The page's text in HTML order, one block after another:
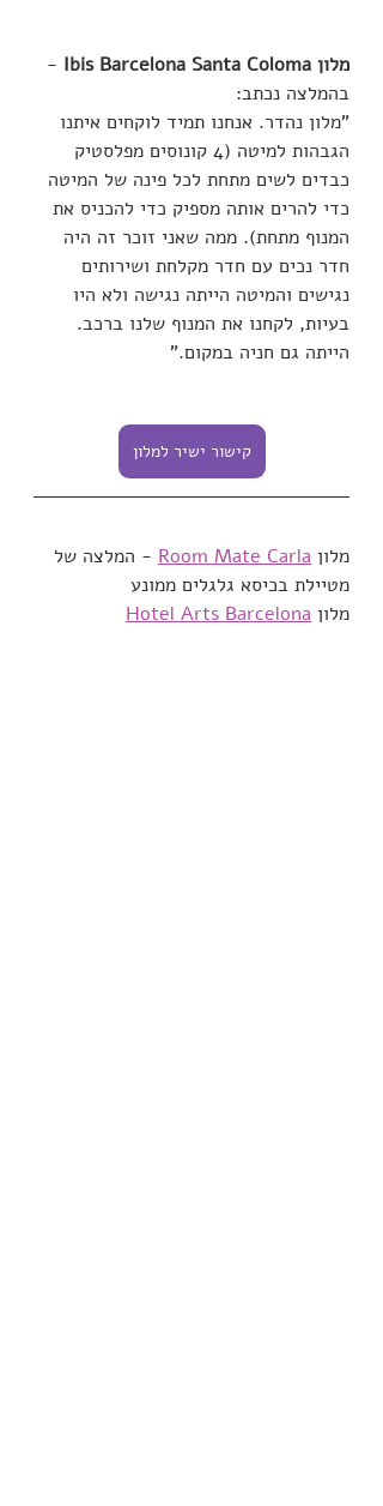
מלון Ibis Barcelona Santa Coloma
-
בהמלצה נכתב:
"מלון נהדר. אנחנו תמיד לוקחים איתנו
הגבהות למיטה (4 קונוסים מפלסטיק
כבדים לשים מתחת לכל פינה של המיטה
כדי להרים אותה מספיק כדי להכניס את
המנוף מתחת). ממה שאני זוכר זה היה
חדר נכים עם חדר מקלחת ושירותים
נגישים והמיטה הייתה נגישה ולא היו
בעיות, לקחנו את המנוף שלנו ברכב.
הייתה גם חניה במקום."
קישור ישיר למלון
מלון Room Mate Carla - המלצה של
מטיילת בכיסא גלגלים ממונע
מלון Hotel Arts Barcelona